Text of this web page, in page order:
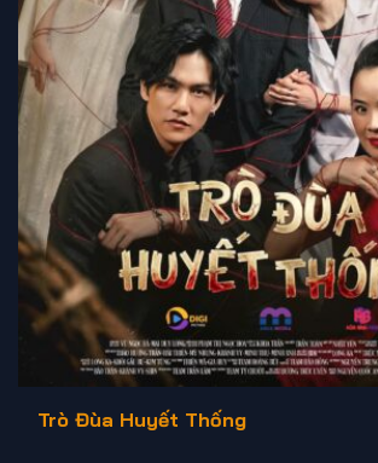
Trò Đùa Huyết Thống